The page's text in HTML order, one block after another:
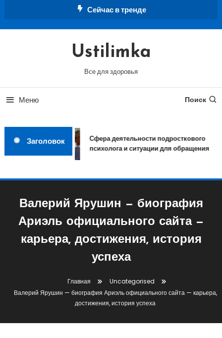
Сейчас в тренде
Ustilimka
Все для здоровья
Меню Поиск
Заголовок
Сфера деятельности подросткового
психолога и ситуации для обращения
Валерий Ярушин — биография
Ариэль официального сайта —
карьера, достижения, история
успеха
Главная
Uncategorised
Валерий Ярушин — биография Ариэль официального сайта — карьера,
достижения, история успеха